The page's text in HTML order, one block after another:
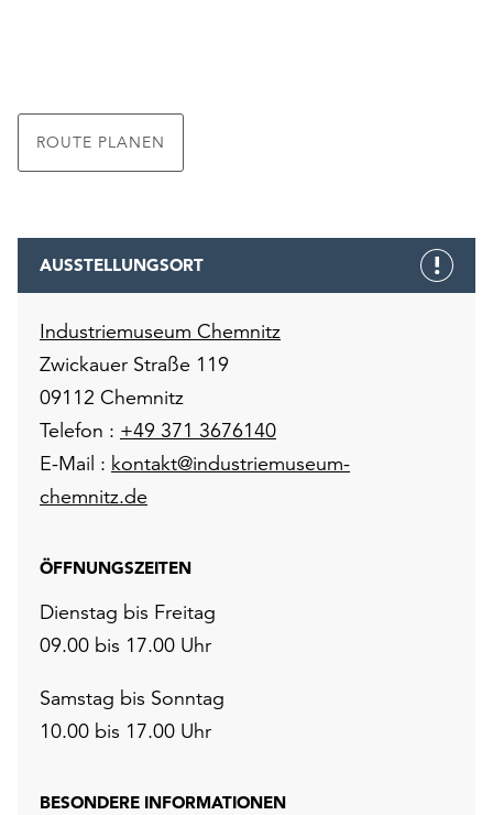
ROUTE PLANEN
AUSSTELLUNGSORT
Industriemuseum Chemnitz
Zwickauer Straße 119
09112 Chemnitz
Telefon : +49 371 3676140
E-Mail : kontakt@industriemuseum-
chemnitz.de
ÖFFNUNGSZEITEN
Dienstag bis Freitag
09.00 bis 17.00 Uhr
Samstag bis Sonntag
10.00 bis 17.00 Uhr
BESONDERE INFORMATIONEN